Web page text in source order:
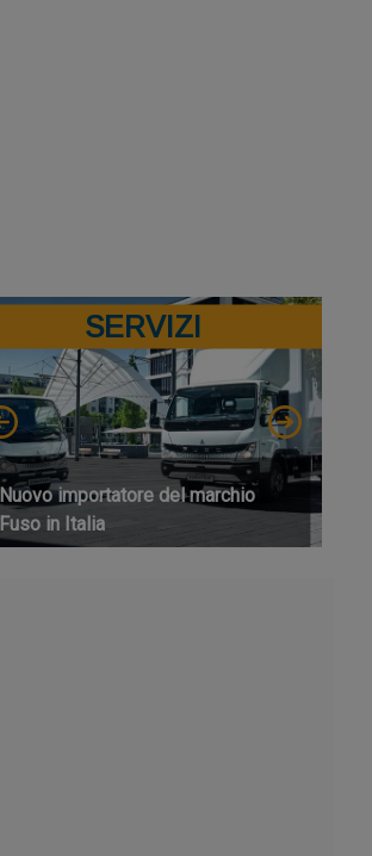
SERVIZI
Nuovo importatore del marchio
Fuso in Italia